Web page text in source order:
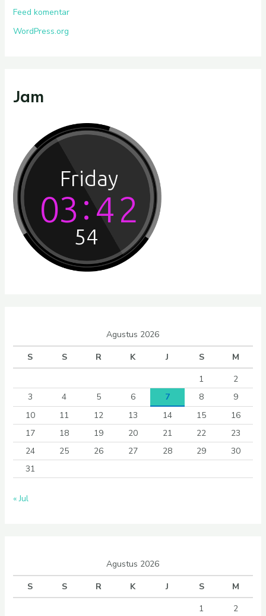
Feed komentar
WordPress.org
Jam
Agustus 2026
S
S R K J S
M
1
2
3
4 5 6 7 8
9
10
11 12 13 14 15
16
17
18 19 20 21 22
23
24
25 26 27 28 29
30
31
« Jul
Agustus 2026
S
S R K J S
M
1
2